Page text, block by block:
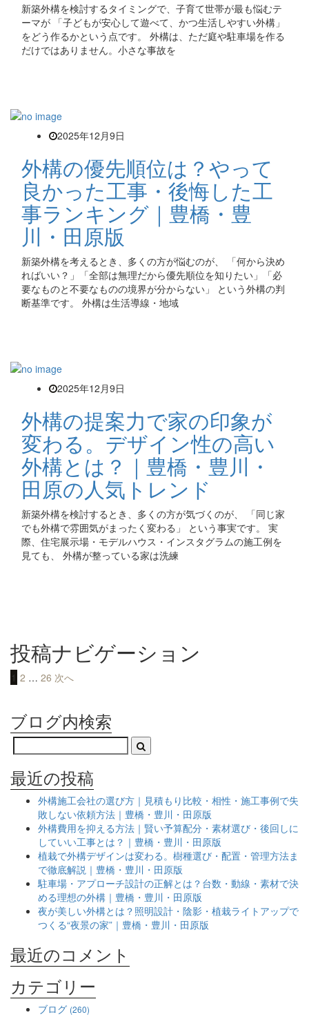
新築外構を検討するタイミングで、子育て世帯が最も悩むテ
ーマが 「子どもが安心して遊べて、かつ生活しやすい外構」
をどう作るかという点です。 外構は、ただ庭や駐車場を作る
だけではありません。小さな事故を
2025年12月9日
外構の優先順位は？やって
良かった工事・後悔した工
事ランキング｜豊橋・豊
川・田原版
新築外構を考えるとき、多くの方が悩むのが、 「何から決め
ればいい？」「全部は無理だから優先順位を知りたい」「必
要なものと不要なものの境界が分からない」 という外構の判
断基準です。 外構は生活導線・地域
2025年12月9日
外構の提案力で家の印象が
変わる。デザイン性の高い
外構とは？｜豊橋・豊川・
田原の人気トレンド
新築外構を検討するとき、多くの方が気づくのが、 「同じ家
でも外構で雰囲気がまったく変わる」 という事実です。 実
際、住宅展示場・モデルハウス・インスタグラムの施工例を
見ても、 外構が整っている家は洗練
投稿ナビゲーション
1 2 … 26 次へ
ブログ内検索
最近の投稿
外構施工会社の選び方｜見積もり比較・相性・施工事例で失
敗しない依頼方法｜豊橋・豊川・田原版
外構費用を抑える方法｜賢い予算配分・素材選び・後回しに
していい工事とは？｜豊橋・豊川・田原版
植栽で外構デザインは変わる。樹種選び・配置・管理方法ま
で徹底解説｜豊橋・豊川・田原版
駐車場・アプローチ設計の正解とは？台数・動線・素材で決
める理想の外構｜豊橋・豊川・田原版
夜が美しい外構とは？照明設計・陰影・植栽ライトアップで
つくる“夜景の家”｜豊橋・豊川・田原版
最近のコメント
カテゴリー
ブログ (260)